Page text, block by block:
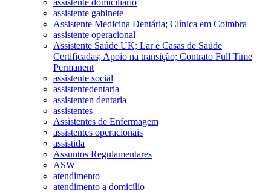
assistente gabinete
Assistente Medicina Dentária; Clínica em Coimbra
assistente operacional
Assistente Saúde UK; Lar e Casas de Saúde
Certificadas; Apoio na transição; Contrato Full Time
Permanent
assistente social
assistentedentaria
assistenten dentaria
assistentes
Assistentes de Enfermagem
assistentes operacionais
assistida
Assuntos Regulamentares
ASW
atendimento
atendimento a domicílio